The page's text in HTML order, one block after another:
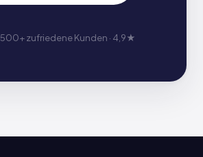
500+ zufriedene Kunden · 4,9★